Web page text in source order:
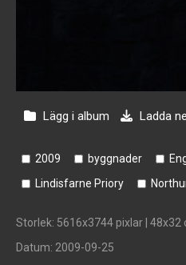
Lägg i album Ladda
2009 byggnader
Lindisfarne Priory
Storlek: 5616x3744 pixlar | 48x32
Datum: 2009-09-25